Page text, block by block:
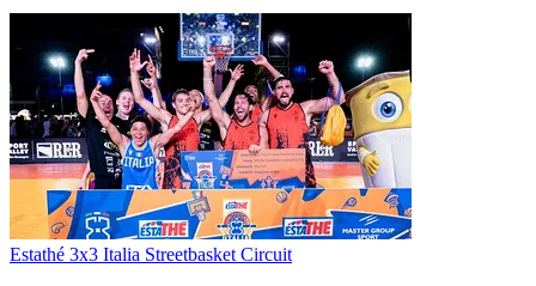
Estathé 3x3 Italia Streetbasket Circuit